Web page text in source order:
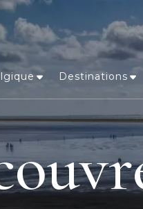
Destinations